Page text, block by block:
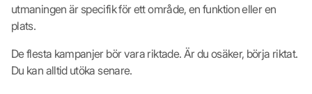
utmaningen är specifik för ett område, en funktion eller en
plats.
De flesta kampanjer bör vara riktade. Är du osäker, börja riktat.
Du kan alltid utöka senare.